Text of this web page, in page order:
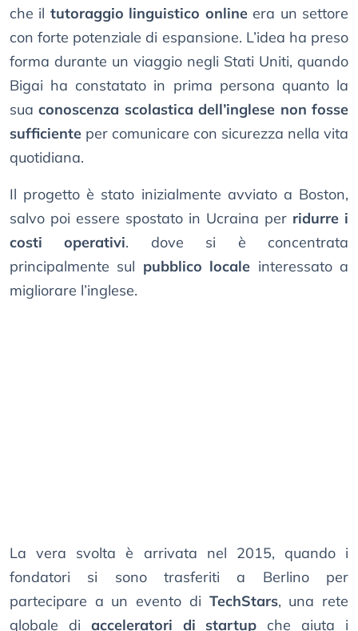
che il tutoraggio linguistico onlineera un settore
con forte potenziale di espansione. L’idea ha preso
forma durante un viaggio negli Stati Uniti, quando
Bigai ha constatato in prima persona quanto la
suaconoscenza scolastica dell’inglese non fosse
sufficiente per comunicare con sicurezza nella vita
quotidiana.
Il progetto è stato inizialmente avviato a Boston,
salvo poi essere spostato in Ucraina per ridurre i
costi operativi. dove si è concentrata
principalmente sul pubblico locale interessato a
migliorare l’inglese.
La vera svolta è arrivata nel 2015, quando i
fondatori si sono trasferiti a Berlino per
partecipare a un evento di TechStars, una rete
globale di acceleratori di startup che aiuta i